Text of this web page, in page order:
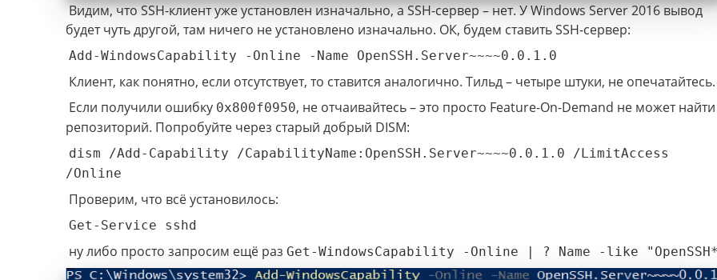
Видим, что SSH-клиент уже установлен изначально, а SSH-сервер – нет. У Windows Server 2016 вывод
будет чуть другой, там ничего не установлено изначально. ОК, будем ставить SSH-сервер:
Add-WindowsCapability -Online -Name OpenSSH.Server~~~~0.0.1.0
Клиент, как понятно, если отсутствует, то ставится аналогично. Тильд – четыре штуки, не опечатайтесь.
Если получили ошибку 0x800f0950, не отчаивайтесь – это просто Feature-On-Demand не может найти
репозиторий. Попробуйте через старый добрый DISM:
dism /Add-Capability /CapabilityName:OpenSSH.Server~~~~0.0.1.0 /LimitAccess
/Online
Проверим, что всё установилось:
Get-Service sshd
ну либо просто запросим ещё раз Get-WindowsCapability -Online | ? Name -like